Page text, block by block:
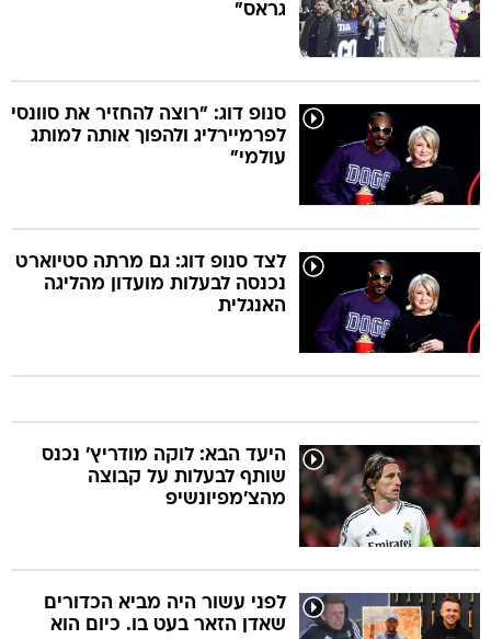
גראס"
סנופ דוג: "רוצה להחזיר את סוונסי
לפרמיירליג ולהפוך אותה למותג
עולמי"
לצד סנופ דוג: גם מרתה סטיוארט
נכנסה לבעלות מועדון מהליגה
האנגלית
היעד הבא: לוקה מודריץ' נכנס
שותף לבעלות על קבוצה
מהצ'מפיונשיפ
לפני עשור היה מביא הכדורים
שאדן הזאר בעט בו. כיום הוא